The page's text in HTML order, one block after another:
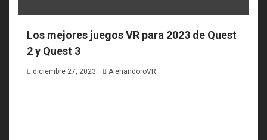
Los mejores juegos VR para 2023 de Quest
2 y Quest 3
diciembre 27, 2023 AlehandoroVR